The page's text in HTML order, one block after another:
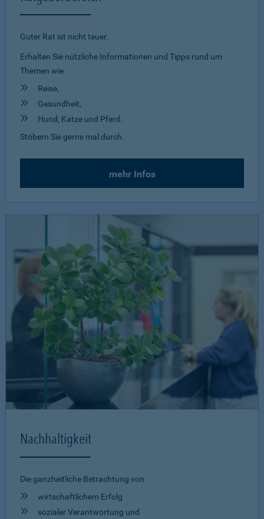
Guter Rat ist nicht teuer.
Erhalten Sie nützliche Informationen und Tipps rund um
Themen wie
Reise,
Gesundheit,
Hund, Katze und Pferd.
Stöbern Sie gerne mal durch.
mehr Infos
Nachhaltigkeit
Die ganzheitliche Betrachtung von
wirtschaftlichem Erfolg
sozialer Verantwortung und